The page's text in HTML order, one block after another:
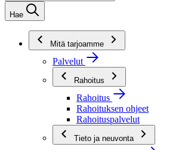
Hae
Mitä tarjoamme
Palvelut
Rahoitus
Rahoitus
Rahoituksen ohjeet
Rahoituspalvelut
Tieto ja neuvonta